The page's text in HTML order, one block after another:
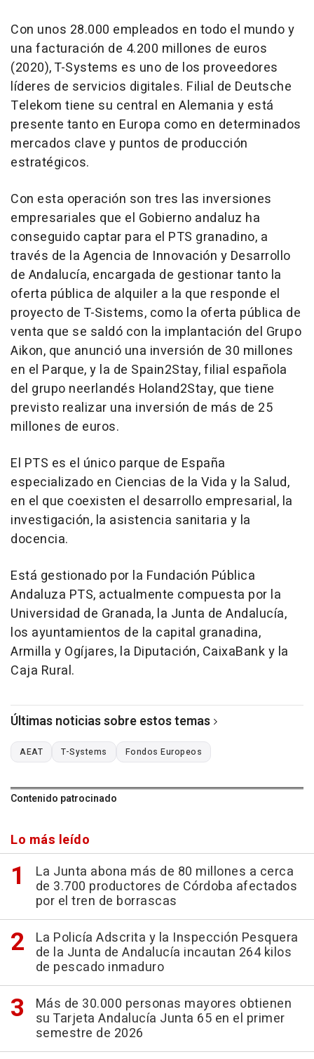
Con unos 28.000 empleados en todo el mundo y
una facturación de 4.200 millones de euros
(2020), T-Systems es uno de los proveedores
líderes de servicios digitales. Filial de Deutsche
Telekom tiene su central en Alemania y está
presente tanto en Europa como en determinados
mercados clave y puntos de producción
estratégicos.
Con esta operación son tres las inversiones
empresariales que el Gobierno andaluz ha
conseguido captar para el PTS granadino, a
través de la Agencia de Innovación y Desarrollo
de Andalucía, encargada de gestionar tanto la
oferta pública de alquiler a la que responde el
proyecto de T-Sistems, como la oferta pública de
venta que se saldó con la implantación del Grupo
Aikon, que anunció una inversión de 30 millones
en el Parque, y la de Spain2Stay, filial española
del grupo neerlandés Holand2Stay, que tiene
previsto realizar una inversión de más de 25
millones de euros.
El PTS es el único parque de España
especializado en Ciencias de la Vida y la Salud,
en el que coexisten el desarrollo empresarial, la
investigación, la asistencia sanitaria y la
docencia.
Está gestionado por la Fundación Pública
Andaluza PTS, actualmente compuesta por la
Universidad de Granada, la Junta de Andalucía,
los ayuntamientos de la capital granadina,
Armilla y Ogíjares, la Diputación, CaixaBank y la
Caja Rural.
Últimas noticias sobre estos temas
AEAT T-Systems Fondos Europeos
Contenido patrocinado
Lo más leído
La Junta abona más de 80 millones a cerca
de 3.700 productores de Córdoba afectados
por el tren de borrascas
La Policía Adscrita y la Inspección Pesquera
de la Junta de Andalucía incautan 264 kilos
de pescado inmaduro
Más de 30.000 personas mayores obtienen
su Tarjeta Andalucía Junta 65 en el primer
semestre de 2026